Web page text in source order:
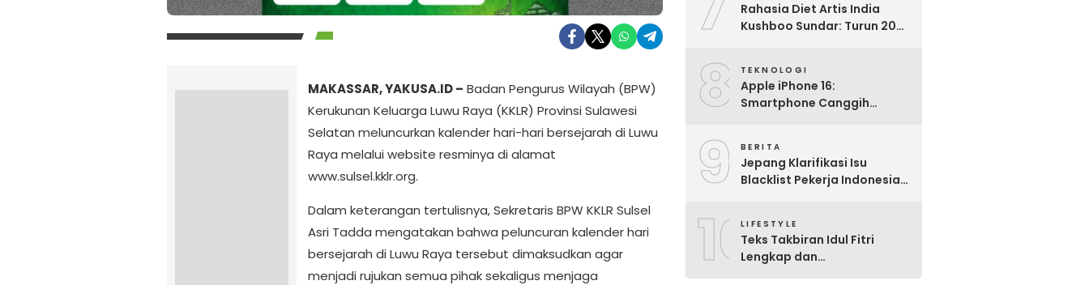
MAKASSAR, YAKUSA.ID – Badan Pengurus Wilayah (BPW)
Kerukunan Keluarga Luwu Raya (KKLR) Provinsi Sulawesi
Selatan meluncurkan kalender hari-hari bersejarah di Luwu
Raya melalui website resminya di alamat
www.sulsel.kklr.org.
Dalam keterangan tertulisnya, Sekretaris BPW KKLR Sulsel
Asri Tadda mengatakan bahwa peluncuran kalender hari
bersejarah di Luwu Raya tersebut dimaksudkan agar
menjadi rujukan semua pihak sekaligus menjaga
Rahasia Diet Artis India
Kushboo Sundar: Turun 20
8 TEKNOLOGI
Apple iPhone 16:
Smartphone Canggih
9 BERITA
Jepang Klarifikasi Isu
Blacklist Pekerja Indonesia,
10LIFESTYLE
Teks Takbiran Idul Fitri
Lengkap dan